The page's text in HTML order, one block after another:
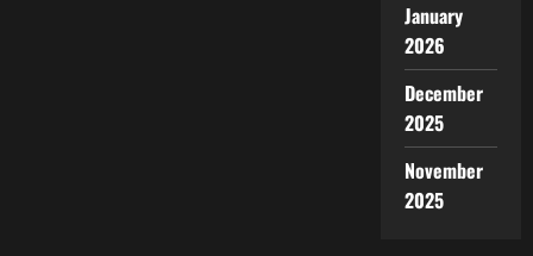
January
2026
December
2025
November
2025